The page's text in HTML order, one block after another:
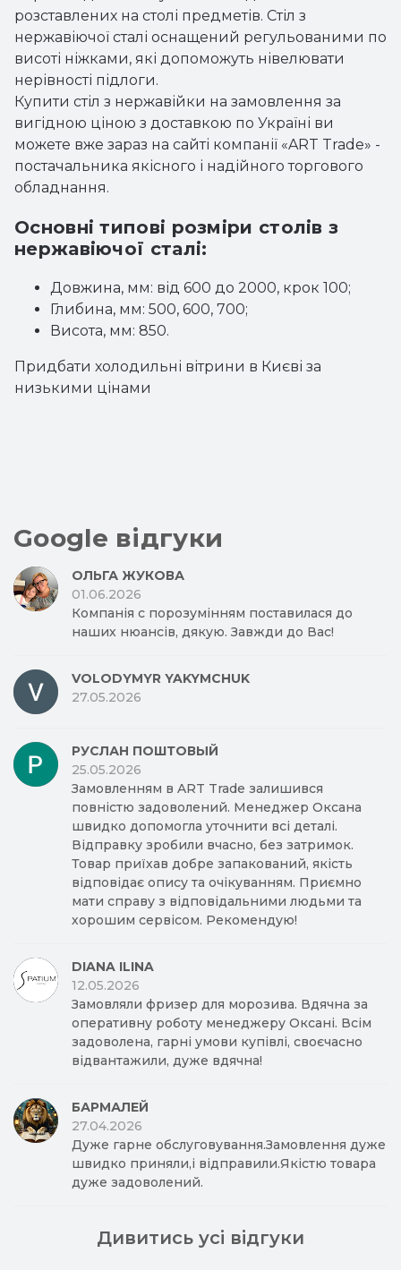
розставлених на столі предметів. Стіл з
нержавіючої сталі оснащений регульованими по
висоті ніжками, які допоможуть нівелювати
нерівності підлоги.
Купити стіл з нержавійки на замовлення за
вигідною ціною з доставкою по Україні ви
можете вже зараз на сайті компанії «ART Trade» -
постачальника якісного і надійного торгового
обладнання.
Основні типові розміри столів з
нержавіючої сталі:
Довжина, мм: від 600 до 2000, крок 100;
Глибина, мм: 500, 600, 700;
Висота, мм: 850.
Придбати холодильні вітрини в Києві за
низькими цінами
Google відгуки
ОЛЬГА ЖУКОВА
01.06.2026
Компанія с порозумінням поставилася до
наших нюансів, дякую. Завжди до Вас!
VOLODYMYR YAKYMCHUK
27.05.2026
РУСЛАН ПОШТОВЫЙ
25.05.2026
Замовленням в ART Trade залишився
повністю задоволений. Менеджер Оксана
швидко допомогла уточнити всі деталі.
Відправку зробили вчасно, без затримок.
Товар приїхав добре запакований, якість
відповідає опису та очікуванням. Приємно
мати справу з відповідальними людьми та
хорошим сервісом. Рекомендую!
DIANA ILINA
12.05.2026
Замовляли фризер для морозива. Вдячна за
оперативну роботу менеджеру Оксані. Всім
задоволена, гарні умови купівлі, своєчасно
відвантажили, дуже вдячна!
БАРМАЛЕЙ
27.04.2026
Дуже гарне обслуговування.Замовлення дуже
швидко приняли,і відправили.Якістю товара
дуже задоволений.
Дивитись усі відгуки